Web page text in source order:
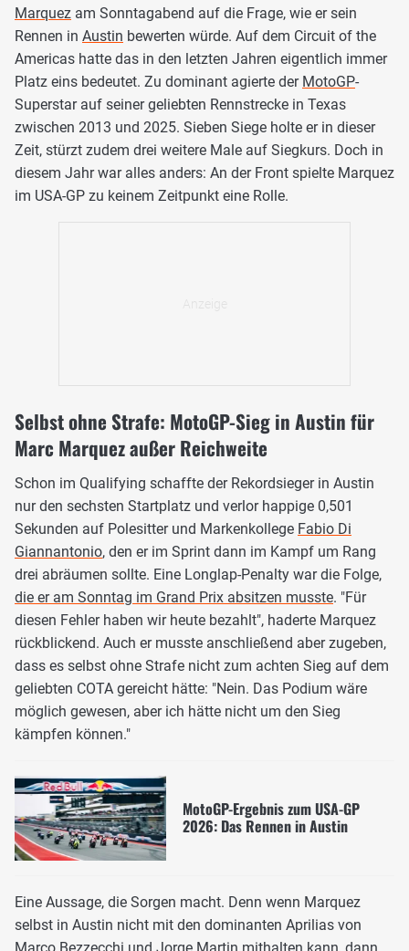
Marquez am Sonntagabend auf die Frage, wie er sein
Rennen in Austin bewerten würde. Auf dem Circuit of the
Americas hatte das in den letzten Jahren eigentlich immer
Platz eins bedeutet. Zu dominant agierte der MotoGP-
Superstar auf seiner geliebten Rennstrecke in Texas
zwischen 2013 und 2025. Sieben Siege holte er in dieser
Zeit, stürzt zudem drei weitere Male auf Siegkurs. Doch in
diesem Jahr war alles anders: An der Front spielte Marquez
im USA-GP zu keinem Zeitpunkt eine Rolle.
Selbst ohne Strafe: MotoGP-Sieg in Austin für
Marc Marquez außer Reichweite
Schon im Qualifying schaffte der Rekordsieger in Austin
nur den sechsten Startplatz und verlor happige 0,501
Sekunden auf Polesitter und Markenkollege Fabio Di
Giannantonio, den er im Sprint dann im Kampf um Rang
drei abräumen sollte. Eine Longlap-Penalty war die Folge,
die er am Sonntag im Grand Prix absitzen musste. "Für
diesen Fehler haben wir heute bezahlt", haderte Marquez
rückblickend. Auch er musste anschließend aber zugeben,
dass es selbst ohne Strafe nicht zum achten Sieg auf dem
geliebten COTA gereicht hätte: "Nein. Das Podium wäre
möglich gewesen, aber ich hätte nicht um den Sieg
kämpfen können."
MotoGP-Ergebnis zum USA-GP
2026: Das Rennen in Austin
Eine Aussage, die Sorgen macht. Denn wenn Marquez
selbst in Austin nicht mit den dominanten Aprilias von